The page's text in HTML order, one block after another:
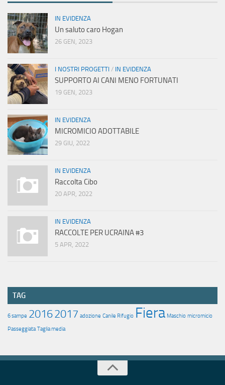
IN EVIDENZA
Un saluto caro Hogan
26 GEN, 2023
I NOSTRI PROGETTI / IN EVIDENZA
SUPPORTO AI CANI MENO FORTUNATI
19 GEN, 2023
IN EVIDENZA
MICROMICIO ADOTTABILE
29 GIU, 2022
IN EVIDENZA
Raccolta Cibo
20 APR, 2022
IN EVIDENZA
RACCOLTE PER UCRAINA #3
5 APR, 2022
TAG
6 sampe 20162017 adozione Canile Rifugio Fiera Maschio micromicio
Passeggiata Taglia media